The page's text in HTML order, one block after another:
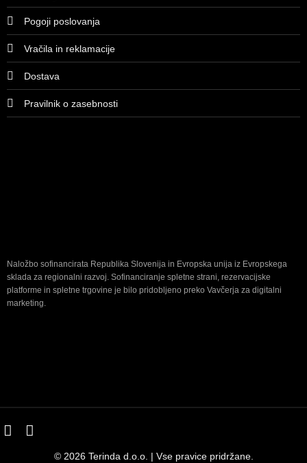
Pogoji poslovanja
Vračila in reklamacije
Dostava
Pravilnik o zasebnosti
Naložbo sofinancirata Republika Slovenija in Evropska unija iz Evropskega
sklada za regionalni razvoj. Sofinanciranje spletne strani, rezervacijske
platforme in spletne trgovine je bilo pridobljeno preko Vavčerja za digitalni
marketing.
© 2026 Terinda d.o.o. | Vse pravice pridržane.